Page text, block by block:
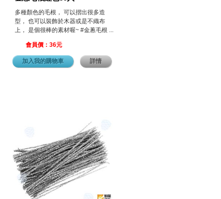
多種顏色的毛根， 可以摺出很多造
型， 也可以裝飾於木器或是不織布
上， 是個很棒的素材喔~ #金蔥毛根 ...
會員價：36元
加入我的購物車 詳情